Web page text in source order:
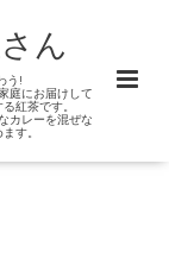
ん
う!
庭にお届けして
紅茶です。
カレーを混ぜな
す。